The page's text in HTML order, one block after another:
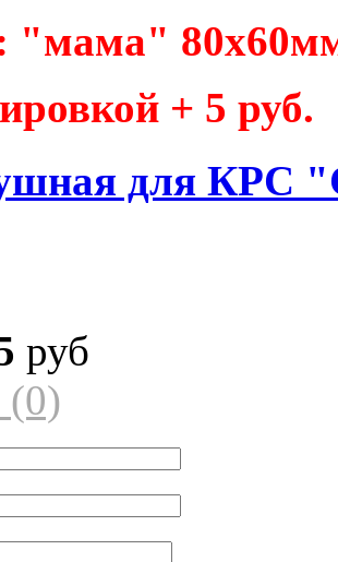
"мама"
+ 5 руб.
для КРС
руб